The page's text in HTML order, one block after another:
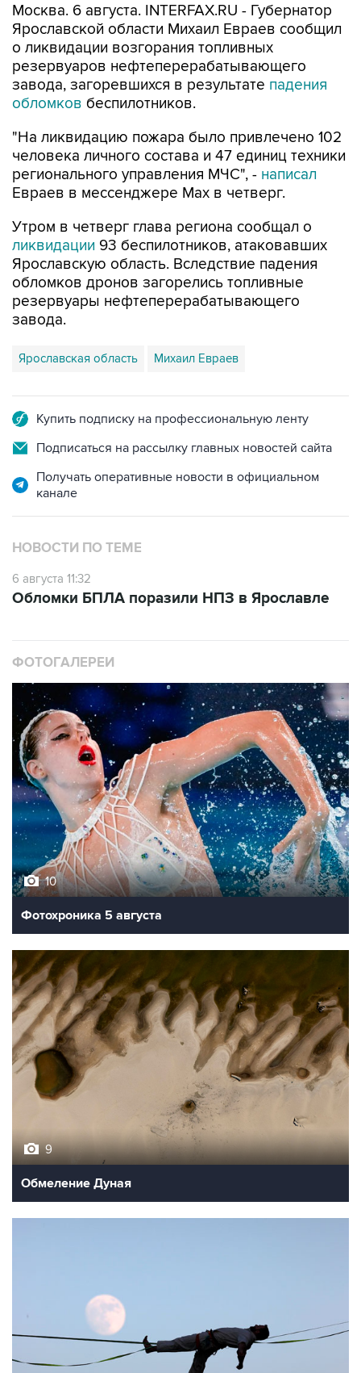
Москва. 6 августа. INTERFAX.RU - Губернатор
Ярославской области Михаил Евраев сообщил
о ликвидации возгорания топливных
резервуаров нефтеперерабатывающего
завода, загоревшихся в результате падения
обломков беспилотников.
"На ликвидацию пожара было привлечено 102
человека личного состава и 47 единиц техники
регионального управления МЧС", - написал
Евраев в мессенджере Мах в четверг.
Утром в четверг глава региона сообщал о
ликвидации 93 беспилотников, атаковавших
Ярославскую область. Вследствие падения
обломков дронов загорелись топливные
резервуары нефтеперерабатывающего
завода.
Ярославская область Михаил Евраев
Купить подписку на профессиональную ленту
Подписаться на рассылку главных новостей сайта
Получать оперативные новости в официальном
канале
НОВОСТИ ПО ТЕМЕ
6 августа 11:32
Обломки БПЛА поразили НПЗ в Ярославле
ФОТОГАЛЕРЕИ
10
Фотохроника 5 августа
9
Обмеление Дуная